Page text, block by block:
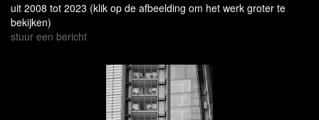
uit 2008 tot 2023 (klik op de afbeelding om het werk groter te
bekijken)
stuur een bericht